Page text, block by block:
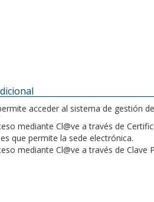
acceder al sistema de gestión
mediante Cl@ve a través de
que permite la sede electrónica.
mediante Cl@ve a través de